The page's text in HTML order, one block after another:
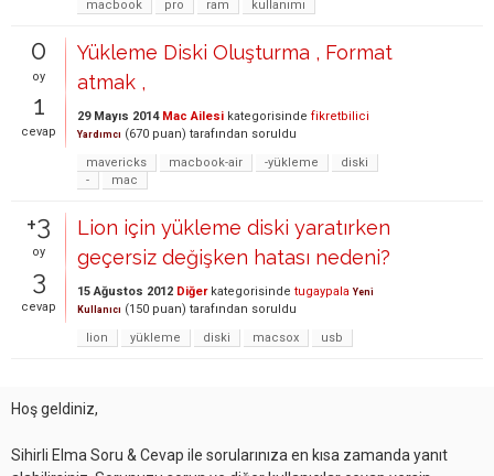
macbook
pro ram kullanımı
0
oy
1
cevap
Yükleme Diski Oluşturma , Format
atmak ,
29 Mayıs 2014 Mac Ailesi kategorisinde fikretbilici
Yardımcı (670 puan) tarafından soruldu
mavericks
macbook-air -yükleme
diski
-
mac
+3
oy
3
cevap
Lion için yükleme diski yaratırken
geçersiz değişken hatası nedeni?
15 Ağustos 2012 Diğerkategorisinde tugaypala Yeni
Kullanıcı (150 puan) tarafından soruldu
lion
yükleme diski macsox usb
Hoş geldiniz,
Sihirli Elma Soru & Cevap ile sorularınıza en kısa zamanda yanıt